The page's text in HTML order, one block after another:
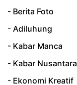
- Berita Foto
- Adiluhung
- Kabar Manca
- Kabar Nusantara
- Ekonomi Kreatif